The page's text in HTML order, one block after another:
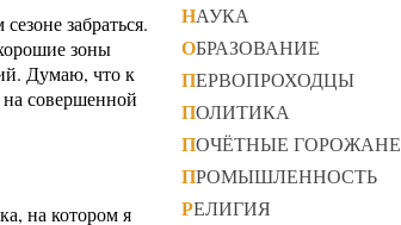
забраться.
зоны
Думаю, что к
совершенной
на котором я
НАУКА
ОБРАЗОВАНИЕ
ПЕРВОПРОХОДЦЫ
ПОЛИТИКА
ПОЧЁТНЫЕ ГОРОЖАНЕ
ПРОМЫШЛЕННОСТЬ
РЕЛИГИЯ